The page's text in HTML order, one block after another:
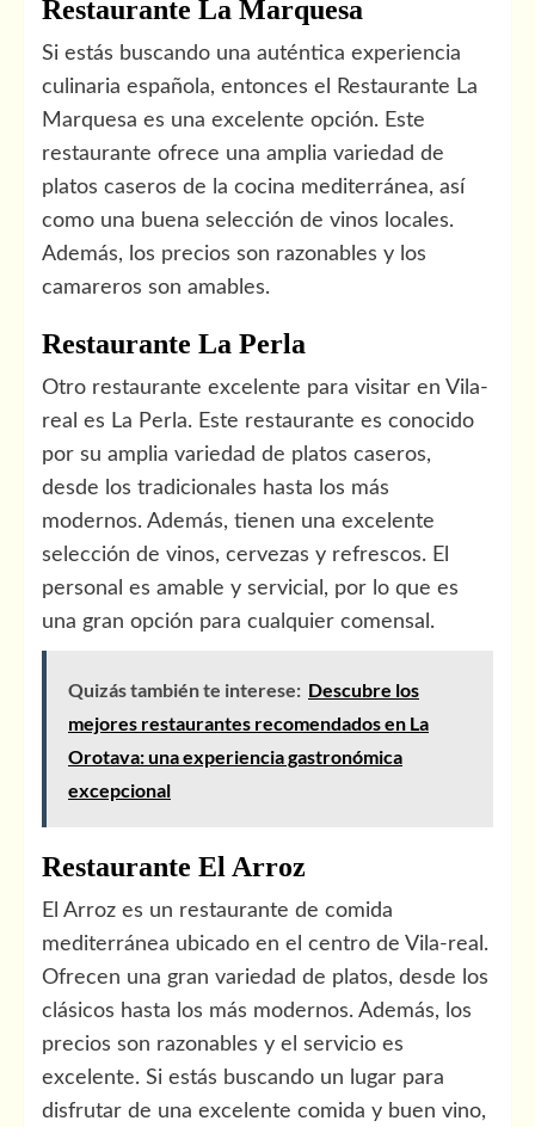
Restaurante La Marquesa
Si estás buscando una auténtica experiencia
culinaria española, entonces el Restaurante La
Marquesa es una excelente opción. Este
restaurante ofrece una amplia variedad de
platos caseros de la cocina mediterránea, así
como una buena selección de vinos locales.
Además, los precios son razonables y los
camareros son amables.
Restaurante La Perla
Otro restaurante excelente para visitar en Vila-
real es La Perla. Este restaurante es conocido
por su amplia variedad de platos caseros,
desde los tradicionales hasta los más
modernos. Además, tienen una excelente
selección de vinos, cervezas y refrescos. El
personal es amable y servicial, por lo que es
una gran opción para cualquier comensal.
Quizás también te interese: Descubre los
mejores restaurantes recomendados en La
Orotava: una experiencia gastronómica
excepcional
Restaurante El Arroz
El Arroz es un restaurante de comida
mediterránea ubicado en el centro de Vila-real.
Ofrecen una gran variedad de platos, desde los
clásicos hasta los más modernos. Además, los
precios son razonables y el servicio es
excelente. Si estás buscando un lugar para
disfrutar de una excelente comida y buen vino,